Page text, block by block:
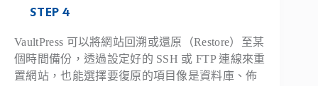
STEP 4
VaultPress 可以將網站回溯或還原（Restore）至某
個時間備份，透過設定好的 SSH 或 FTP 連線來重
置網站，也能選擇要復原的項目像是資料庫、佈